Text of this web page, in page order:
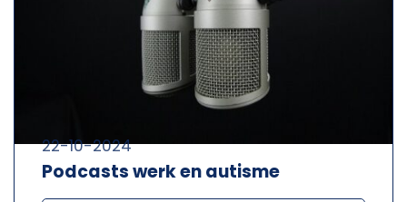
Podcasts werk en autisme
22-10-2024